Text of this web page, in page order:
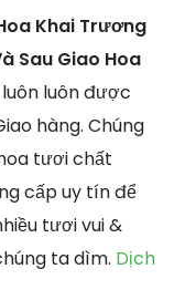
Khai Trương
Sau Giao Hoa
luôn được
hàng. Chúng
tươi chất
cấp uy tín để
tươi vui &
ta dìm. Dịch